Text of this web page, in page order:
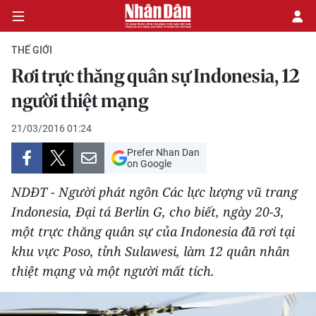
CHÍNH TRỊ
KINH TẾ
VĂN HÓA
XÃ HỘI
PHÁP LUẬT
DU LỊCH
THẾ GIỚI
Rơi trực thăng quân sự Indonesia, 12
người thiệt mạng
21/03/2016 01:24
Prefer Nhan Dan
on Google
NDĐT - Người phát ngôn Các lực lượng vũ trang
Indonesia, Đại tá Berlin G, cho biết, ngày 20-3,
một trực thăng quân sự của Indonesia đã rơi tại
khu vực Poso, tỉnh Sulawesi, làm 12 quân nhân
thiệt mạng và một người mất tích.